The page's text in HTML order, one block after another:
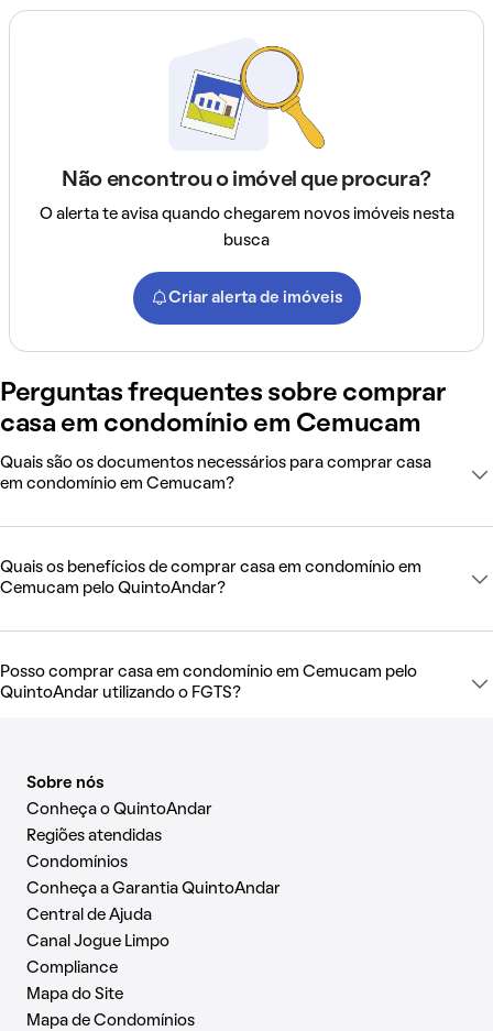
Não encontrou o imóvel que procura?
O alerta te avisa quando chegarem novos imóveis nesta
busca
Criar alerta de imóveis
Perguntas frequentes sobre comprar
casa em condomínio em Cemucam
Quais são os documentos necessários para comprar casa
em condomínio em Cemucam?
Quais os benefícios de comprar casa em condomínio em
Cemucam pelo QuintoAndar?
Posso comprar casa em condomínio em Cemucam pelo
QuintoAndar utilizando o FGTS?
Sobre nós
Conheça o QuintoAndar
Regiões atendidas
Condomínios
Conheça a Garantia QuintoAndar
Central de Ajuda
Canal Jogue Limpo
Compliance
Mapa do Site
Mapa de Condomínios